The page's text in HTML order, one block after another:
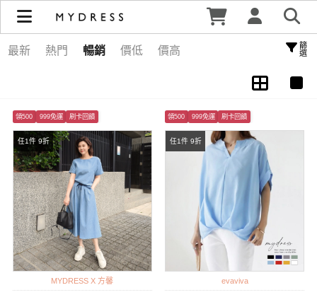
250911直播嚴選 | MYDRESS 時裳韓風
最新 熱門 暢銷 價低 價高 篩選
任1件 9折
領500 999免運 刷卡回饋
MYDRESS X 方馨
任1件 9折
領500 999免運 刷卡回饋
evaviva